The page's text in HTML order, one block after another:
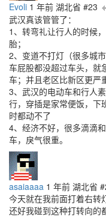
Evoli 1 年前 湖北省 #23
武汉真该管管了：
1、转弯礼让行人的时候
胎；
2、变道不打灯（很多城
车屁股都没超过车头，就
车；并且老区比新区更严
3、武汉的电动车和行人
行，穿插是家常便饭，下
时都动不了
4、经济不好，很多滴滴
车，戾气很重。
asaiaaaa 1 年前 湖北省
今天就在我前面打着右转
还好我碰到这种打转向的